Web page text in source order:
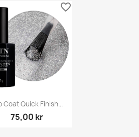
Coat Quick Finish...
75,00 kr
favorite_border